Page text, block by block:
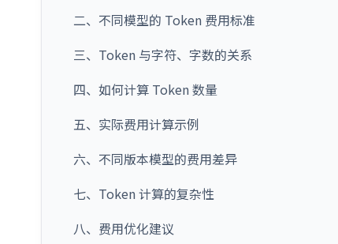
二、不同模型的 Token 费用标准
三、Token 与字符、字数的关系
四、如何计算 Token 数量
五、实际费用计算示例
六、不同版本模型的费用差异
七、Token 计算的复杂性
八、费用优化建议